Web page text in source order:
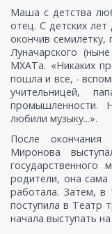
Маша с детства
отец. С детских
окончив семилетку,
Луначарского
МХАТа. «Никаких
пошла и все, -
учительницей,
промышленности.
любили музыку...».
После
Миронова
родители, она
работала. Затем, в
поступила в Театр
начала выступать